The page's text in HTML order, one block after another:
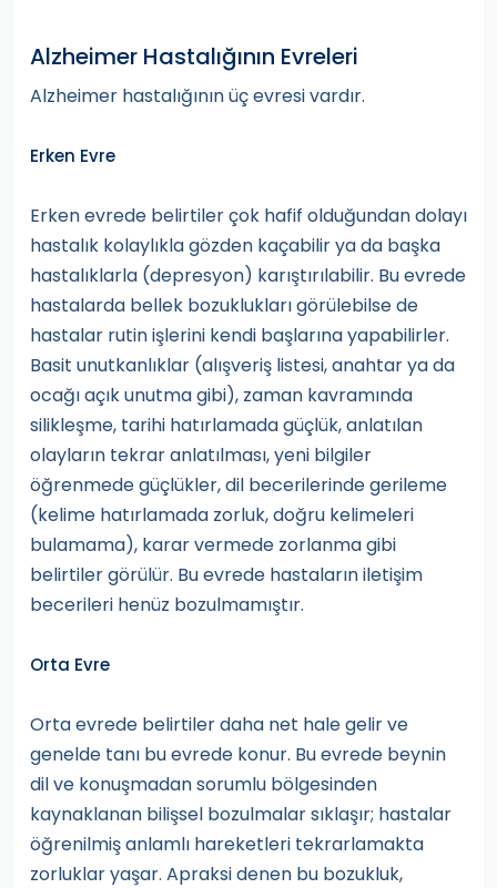
Alzheimer Hastalığının Evreleri
Alzheimer hastalığının üç evresi vardır.
Erken Evre
Erken evrede belirtiler çok hafif olduğundan dolayı
hastalık kolaylıkla gözden kaçabilir ya da başka
hastalıklarla (depresyon) karıştırılabilir. Bu evrede
hastalarda bellek bozuklukları görülebilse de
hastalar rutin işlerini kendi başlarına yapabilirler.
Basit unutkanlıklar (alışveriş listesi, anahtar ya da
ocağı açık unutma gibi), zaman kavramında
silikleşme, tarihi hatırlamada güçlük, anlatılan
olayların tekrar anlatılması, yeni bilgiler
öğrenmede güçlükler, dil becerilerinde gerileme
(kelime hatırlamada zorluk, doğru kelimeleri
bulamama), karar vermede zorlanma gibi
belirtiler görülür. Bu evrede hastaların iletişim
becerileri henüz bozulmamıştır.
Orta Evre
Orta evrede belirtiler daha net hale gelir ve
genelde tanı bu evrede konur. Bu evrede beynin
dil ve konuşmadan sorumlu bölgesinden
kaynaklanan bilişsel bozulmalar sıklaşır; hastalar
öğrenilmiş anlamlı hareketleri tekrarlamakta
zorluklar yaşar. Apraksi denen bu bozukluk,